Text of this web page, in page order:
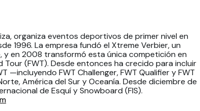
organiza eventos deportivos de primer nivel en
1996. La empresa fundó el Xtreme Verbier, un
en 2008 transformó esta única competición en
Tour (FWT). Desde entonces ha crecido para incluir
—incluyendo FWT Challenger, FWT Qualifier y FWT
América del Sur y Oceanía. Desde diciembre de
de Esquí y Snowboard (FIS).